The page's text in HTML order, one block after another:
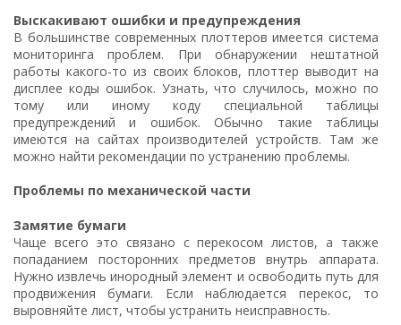
Выскакивают ошибки и предупреждения
В большинстве современных плоттеров имеется система
мониторинга проблем. При обнаружении нештатной
работы какого-то из своих блоков, плоттер выводит на
дисплее коды ошибок. Узнать, что случилось, можно по
тому или иному коду специальной таблицы
предупреждений и ошибок. Обычно такие таблицы
имеются на сайтах производителей устройств. Там же
можно найти рекомендации по устранению проблемы.
Проблемы по механической части
Замятие бумаги
Чаще всего это связано с перекосом листов, а также
попаданием посторонних предметов внутрь аппарата.
Нужно извлечь инородный элемент и освободить путь для
продвижения бумаги. Если наблюдается перекос, то
выровняйте лист, чтобы устранить неисправность.